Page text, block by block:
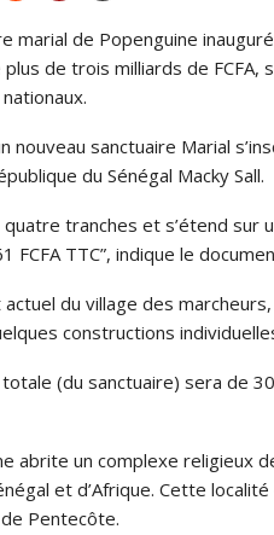
marial de Popenguine
de trois milliards de FCFA,
nouveau sanctuaire Marial
du Sénégal Macky Sall.
tranches et s’étend sur
TTC”, indique le
du village des
constructions
totale (du sanctuaire) sera de
abrite un complexe religieux
et d’Afrique. Cette
Pentecôte.